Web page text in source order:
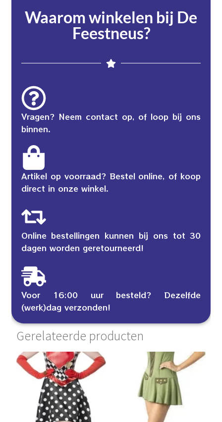
Waarom winkelen bij De
Feestneus?
Vragen? Neem contact op, of loop bij ons
binnen.
Artikel op voorraad? Bestel online, of koop
direct in onze winkel.
Online bestellingen kunnen bij ons tot 30
dagen worden geretourneerd!
Voor 16:00 uur besteld? Dezelfde
(werk)dag verzonden!
Gerelateerde producten